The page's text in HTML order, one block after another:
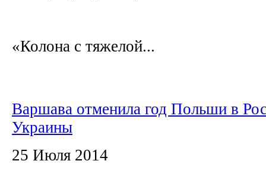
«Колона с тяжелой...
Варшава отменила год Польши в
Украины
25 Июля 2014